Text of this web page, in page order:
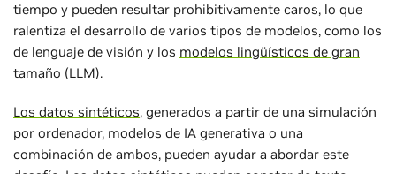
tiempo y pueden resultar prohibitivamente caros, lo que
ralentiza el desarrollo de varios tipos de modelos, como los
de lenguaje de visión y los modelos lingüísticos de gran
tamaño (LLM).
Los datos sintéticos, generados a partir de una simulación
por ordenador, modelos de IA generativa o una
combinación de ambos, pueden ayudar a abordar este